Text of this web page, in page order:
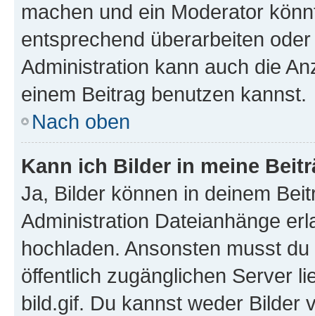
machen und ein Moderator
entsprechend überarbeiten
Administration kann auch die
einem Beitrag benutzen kannst.
Nach oben
Kann ich Bilder in meine
Ja, Bilder können in deinem
Administration Dateianhänge
hochladen. Ansonsten musst
öffentlich zugänglichen Server
bild.gif. Du kannst weder Bilder